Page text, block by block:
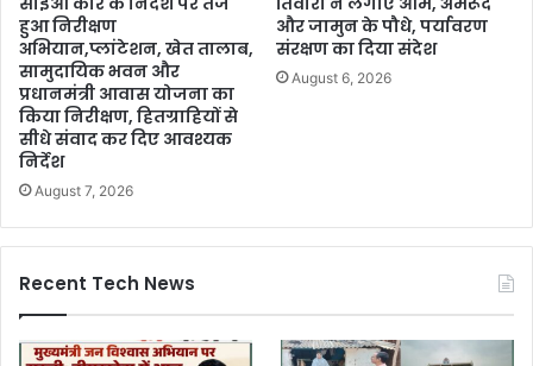
हुआ निरीक्षण
अभियान,प्लांटेशन, खेत तालाब,
सामुदायिक भवन और
प्रधानमंत्री आवास योजना का
किया निरीक्षण, हितग्राहियों से
सीधे संवाद कर दिए आवश्यक
निर्देश
August 7, 2026
और जामुन के पौधे, पर्यावरण
संरक्षण का दिया संदेश
August 6, 2026
Recent Tech News